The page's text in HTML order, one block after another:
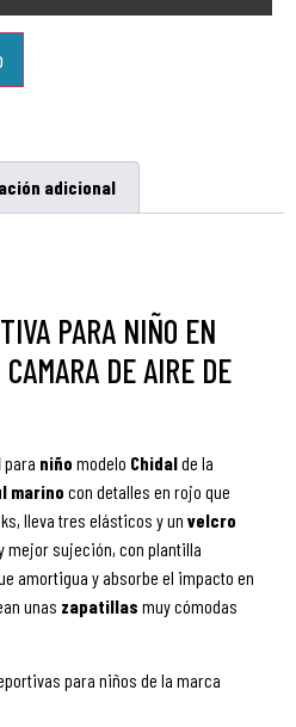
adicional
PARA NIÑO EN
DE AIRE DE
para niño modelo Chidalde la
marino con detalles en rojo que
lleva tres elásticos y un velcro
mejor sujeción, con plantilla
amortigua y absorbe el impacto en
unas zapatillas muy cómodas
para niños de la marca